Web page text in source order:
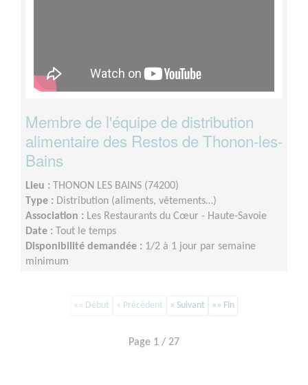
Membre de l'équipe de distribution
alimentaire des Restos de Thonon-les-
Bains
Lieu : THONON LES BAINS (74200)
Type : Distribution (aliments, vêtements…)
Association : Les Restaurants du Cœur - Haute-Savoie
Date : Tout le temps
Disponibilité demandée : 1/2 à 1 jour par semaine
minimum
«« Début « Précédent » Suivant »» Fin
Page 1 / 27